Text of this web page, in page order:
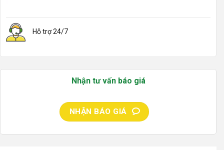
Hỗ trợ 24/7
Nhận tư vấn báo giá
NHẬN BÁO GIÁ